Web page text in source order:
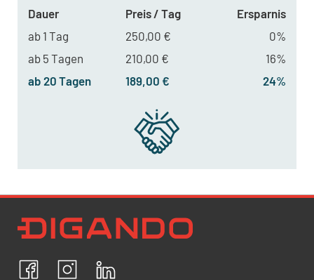
Dauer Preis / Tag
Ersparnis
ab 1 Tag
250,00 €
0%
ab 5 Tagen
210,00 €
16%
ab 20 Tagen
189,00 € 24%
FacebookInstagram
Ich bestätige, dass ich die
Datenschutzrichtlinien
personenbezogenen Daten einverstanden.